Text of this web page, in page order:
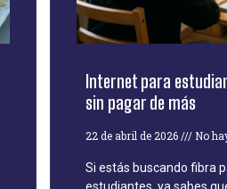
Internet para
sin pagar de más
22 de abril de 2026 No
Si estás buscando fibra
estudiantes, ya sabes